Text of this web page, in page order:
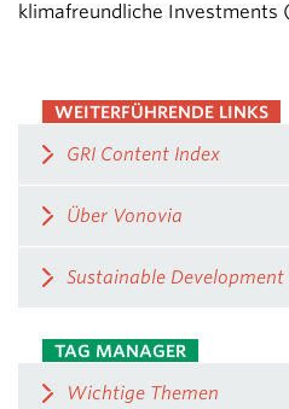
WEITERFÜHRENDE LINKS
GRI Content Index
Über Vonovia
Sustainable Development
TAG MANAGER
Wichtige Themen
klimafreundliche Investments